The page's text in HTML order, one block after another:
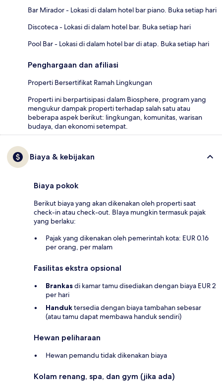
Bar Mirador - Lokasi di dalam hotel bar piano. Buka setiap hari
Discoteca - Lokasi di dalam hotel bar. Buka setiap hari
Pool Bar - Lokasi di dalam hotel bar di atap. Buka setiap hari
Penghargaan dan afiliasi
Properti Bersertifikat Ramah Lingkungan
Properti ini berpartisipasi dalam Biosphere, program yang
mengukur dampak properti terhadap salah satu atau
beberapa aspek berikut: lingkungan, komunitas, warisan
budaya, dan ekonomi setempat.
Biaya & kebijakan
Biaya pokok
Berikut biaya yang akan dikenakan oleh properti saat
check-in atau check-out. BIaya mungkin termasuk pajak
yang berlaku:
Pajak yang dikenakan oleh pemerintah kota: EUR 0.16
per orang, per malam
Fasilitas ekstra opsional
Brankasdi kamar tamu disediakan dengan biaya EUR 2
per hari
Handuktersedia dengan biaya tambahan sebesar
(atau tamu dapat membawa handuk sendiri)
Hewan peliharaan
Hewan pemandu tidak dikenakan biaya
Kolam renang, spa, dan gym (jika ada)